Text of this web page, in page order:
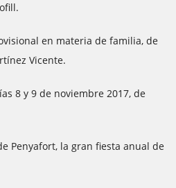
en materia de familia, de
Vicente.
8 y 9 de noviembre 2017, de
Penyafort, la gran fiesta anual de